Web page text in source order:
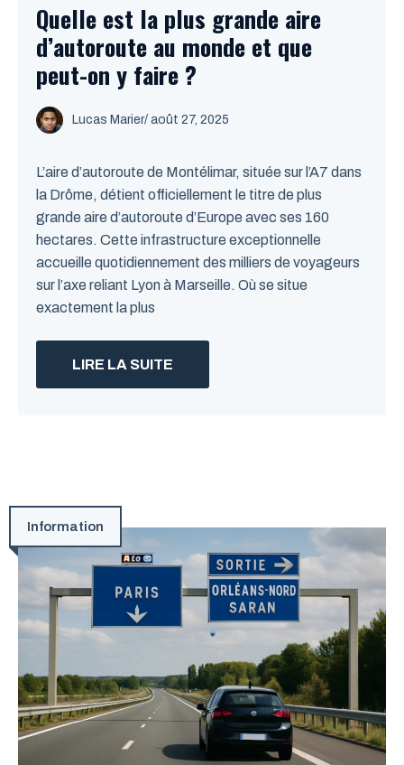
Quelle est la plus grande aire
d’autoroute au monde et que
peut-on y faire ?
Lucas Marier/ août 27, 2025
L’aire d’autoroute de Montélimar, située sur l’A7 dans
la Drôme, détient officiellement le titre de plus
grande aire d’autoroute d’Europe avec ses 160
hectares. Cette infrastructure exceptionnelle
accueille quotidiennement des milliers de voyageurs
sur l’axe reliant Lyon à Marseille. Où se situe
exactement la plus
LIRE LA SUITE
Information